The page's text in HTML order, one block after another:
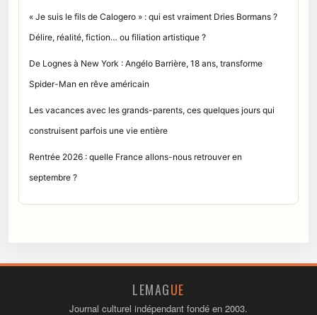
« Je suis le fils de Calogero » : qui est vraiment Dries Bormans ?
Délire, réalité, fiction… ou filiation artistique ?
De Lognes à New York : Angélo Barrière, 18 ans, transforme
Spider-Man en rêve américain
Les vacances avec les grands-parents, ces quelques jours qui
construisent parfois une vie entière
Rentrée 2026 : quelle France allons-nous retrouver en
septembre ?
LEMAGUE
Journal culturel indépendant fondé en 2003.